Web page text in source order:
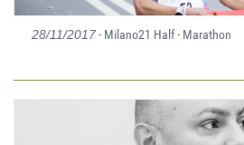
28/11/2017- Milano21 Half - Marathon